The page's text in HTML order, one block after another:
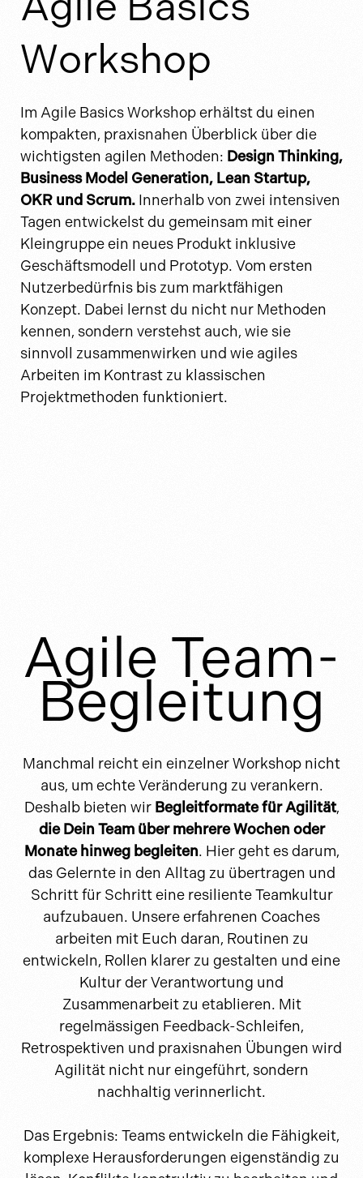
Workshop
Im Agile Basics Workshop erhältst du einen
kompakten, praxisnahen Überblick über die
wichtigsten agilen Methoden: Design Thinking,
Business Model Generation, Lean Startup,
OKR und Scrum. Innerhalb von zwei intensiven
Tagen entwickelst du gemeinsam mit einer
Kleingruppe ein neues Produkt inklusive
Geschäftsmodell und Prototyp. Vom ersten
Nutzerbedürfnis bis zum marktfähigen
Konzept. Dabei lernst du nicht nur Methoden
kennen, sondern verstehst auch, wie sie
sinnvoll zusammenwirken und wie agiles
Arbeiten im Kontrast zu klassischen
Projektmethoden funktioniert.
Agile Team-
Begleitung
Manchmal reicht ein einzelner Workshop nicht
aus, um echte Veränderung zu verankern.
Deshalb bieten wir Begleitformate für Agilität,
die Dein Team über mehrere Wochen oder
Monate hinweg begleiten. Hier geht es darum,
das Gelernte in den Alltag zu übertragen und
Schritt für Schritt eine resiliente Teamkultur
aufzubauen. Unsere erfahrenen Coaches
arbeiten mit Euch daran, Routinen zu
entwickeln, Rollen klarer zu gestalten und eine
Kultur der Verantwortung und
Zusammenarbeit zu etablieren. Mit
regelmässigen Feedback-Schleifen,
Retrospektiven und praxisnahen Übungen wird
Agilität nicht nur eingeführt, sondern
nachhaltig verinnerlicht.
Das Ergebnis: Teams entwickeln die Fähigkeit,
komplexe Herausforderungen eigenständig zu